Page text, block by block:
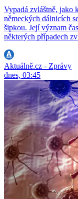
Vypadá zvláštně, jako
německých dálnicích
šipkou. Její význam
některých případech
Aktuálně.cz - Zprávy
dnes, 03:45